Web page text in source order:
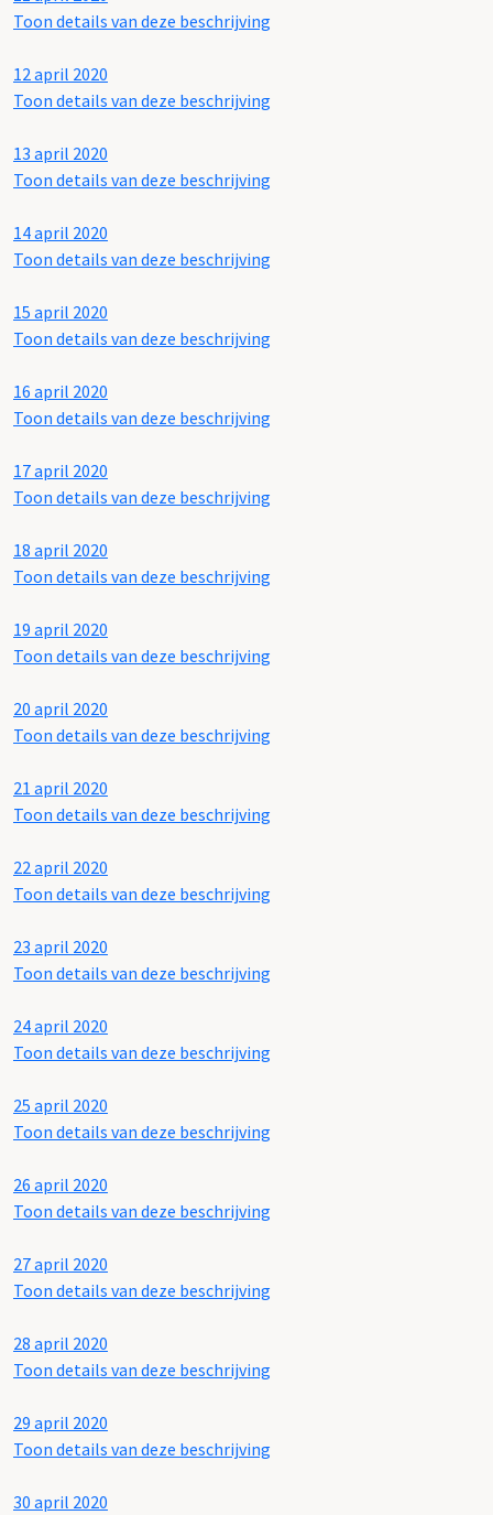
Toon details van deze beschrijving
12 april 2020
Toon details van deze beschrijving
13 april 2020
Toon details van deze beschrijving
14 april 2020
Toon details van deze beschrijving
15 april 2020
Toon details van deze beschrijving
16 april 2020
Toon details van deze beschrijving
17 april 2020
Toon details van deze beschrijving
18 april 2020
Toon details van deze beschrijving
19 april 2020
Toon details van deze beschrijving
20 april 2020
Toon details van deze beschrijving
21 april 2020
Toon details van deze beschrijving
22 april 2020
Toon details van deze beschrijving
23 april 2020
Toon details van deze beschrijving
24 april 2020
Toon details van deze beschrijving
25 april 2020
Toon details van deze beschrijving
26 april 2020
Toon details van deze beschrijving
27 april 2020
Toon details van deze beschrijving
28 april 2020
Toon details van deze beschrijving
29 april 2020
Toon details van deze beschrijving
30 april 2020